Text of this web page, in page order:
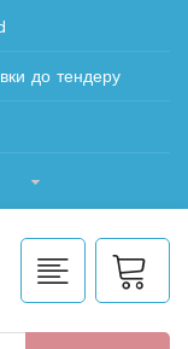
до тендеру